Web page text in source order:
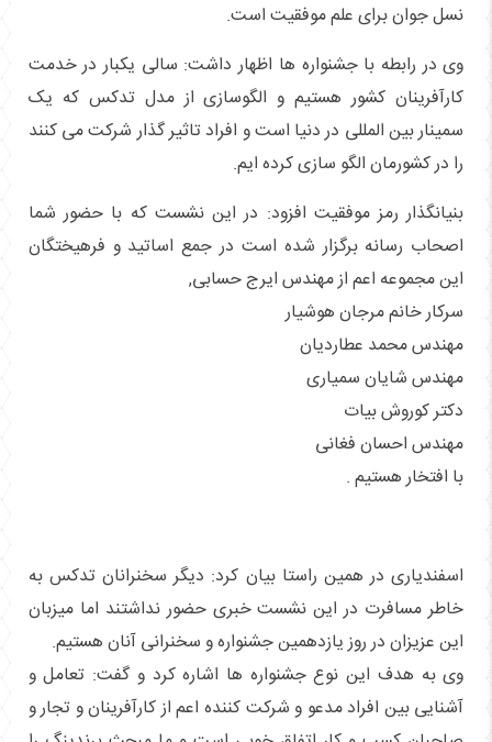
نسل جوان برای علم موفقیت است.
وی در رابطه با جشنواره ها اظهار داشت: سالی یکبار در خدمت
کارآفرینان کشور هستیم و الگوسازی از مدل تدکس که یک
سمینار بین المللی در دنیا است و افراد تاثیر گذار شرکت می کنند
را در کشورمان الگو سازی کرده ایم.
بنیانگذار رمز موفقیت افزود: در این نشست که با حضور شما
اصحاب رسانه برگزار شده است در جمع اساتید و فرهیختگان
این مجموعه اعم از مهندس ایرج حسابی,
سرکار خانم مرجان هوشیار
مهندس محمد عطاردیان
مهندس شایان سمیاری
دکتر کوروش بیات
مهندس احسان فغانی
با افتخار هستیم .
اسفندیاری در همین راستا بیان کرد: دیگر سخنرانان تدکس به
خاطر مسافرت در این نشست خبری حضور نداشتند اما میزبان
این عزیزان در روز یازدهمین جشنواره و سخنرانی آنان هستیم.
وی به هدف این نوع جشنواره ها اشاره کرد و گفت: تعامل و
آشنایی بین افراد مدعو و شرکت کننده اعم از کارآفرینان و تجار و